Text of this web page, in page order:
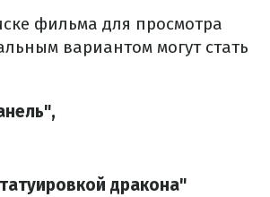
фильма для просмотра
вариантом могут стать
дракона"